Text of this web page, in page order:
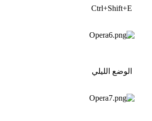
Ctrl+Shift+E
الوضع الليلي